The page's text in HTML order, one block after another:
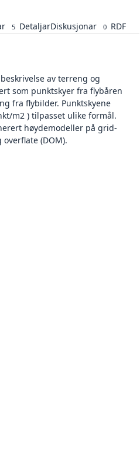
5 DetaljarDiskusjonar 0 RDF
av terreng og
som punktskyer fra flybåren
fra flybilder. Punktskyene
m2 ) tilpasset ulike formål.
høydemodeller på grid-
(DOM).